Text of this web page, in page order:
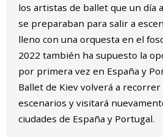
los artistas de ballet que un día
se preparaban para salir a
lleno con una orquesta en el
2022 también ha supuesto la
por primera vez en España y
Ballet de Kiev volverá a
escenarios y visitará
ciudades de España y Portugal.